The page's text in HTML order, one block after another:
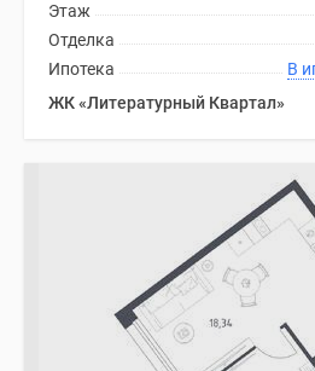
Этаж
Отделка
Ипотека
ЖК «Литературный Квартал»